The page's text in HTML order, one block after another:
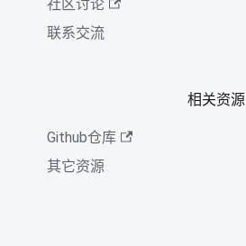
社区讨论
联系交流
相关资源
Github仓库
其它资源